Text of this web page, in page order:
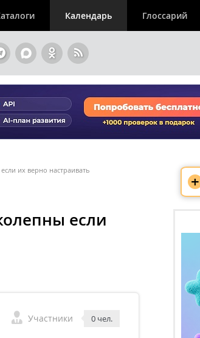
Календарь Глоссарий
их верно настраивать
если
Участники 0 чел.
+